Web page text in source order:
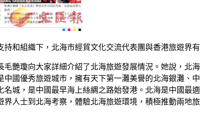
和組織下，北海市經貿文化交流代表團與香港旅遊界
艷瓊向大家詳細介紹了北海旅遊發展情況。她說，北
國優秀旅遊城市，擁有天下第一灘美譽的北海銀灘、
城，是中國最早海上絲綢之路始發港。北海是中國最
人士到北海考察，體驗北海旅遊環境，積極推動兩地